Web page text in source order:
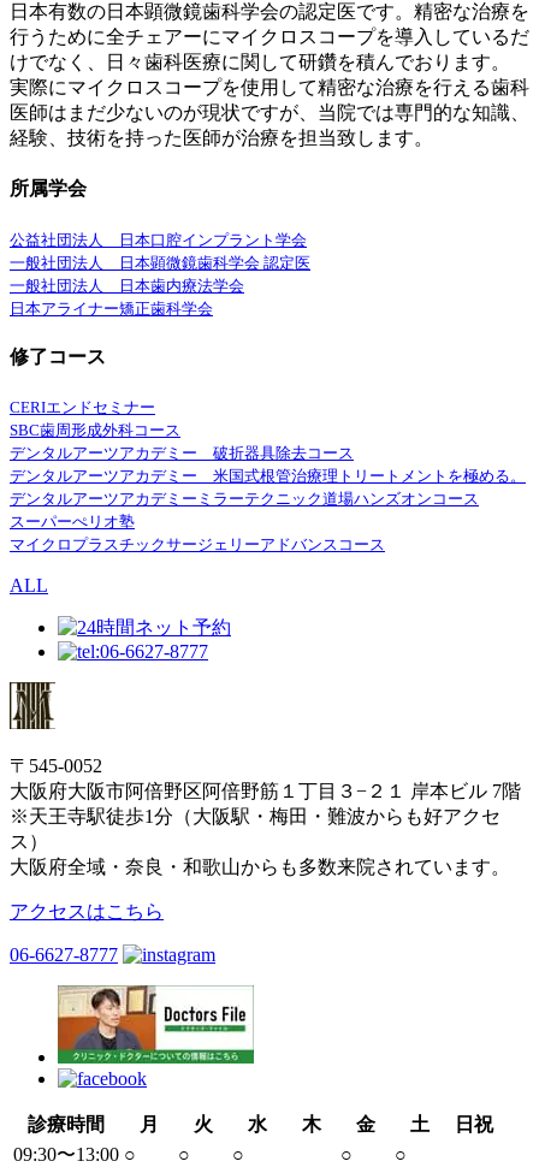
日本有数の日本顕微鏡歯科学会の認定医です。精密な治療を
行うために全チェアーにマイクロスコープを導入しているだ
けでなく、日々歯科医療に関して研鑽を積んでおります。
実際にマイクロスコープを使用して精密な治療を行える歯科
医師はまだ少ないのが現状ですが、当院では専門的な知識、
経験、技術を持った医師が治療を担当致します。
所属学会
公益社団法人 日本口腔インプラント学会
一般社団法人 日本顕微鏡歯科学会 認定医
一般社団法人 日本歯内療法学会
日本アライナー矯正歯科学会
修了コース
CERIエンドセミナー
SBC歯周形成外科コース
デンタルアーツアカデミー 破折器具除去コース
デンタルアーツアカデミー 米国式根管治療理トリートメントを極める。
デンタルアーツアカデミーミラーテクニック道場ハンズオンコース
スーパーぺリオ塾
マイクロプラスチックサージェリーアドバンスコース
ALL
〒545-0052
大阪府大阪市阿倍野区阿倍野筋１丁目３−２１ 岸本ビル 7階
※天王寺駅徒歩1分（大阪駅・梅田・難波からも好アクセ
ス）
大阪府全域・奈良・和歌山からも多数来院されています。
アクセスはこちら
06-6627-8777
診療時間 月 火 水 木 金 土
日祝
09:30〜13:00 ○ ○ ○ ○
○